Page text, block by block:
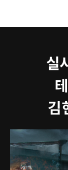
실
김